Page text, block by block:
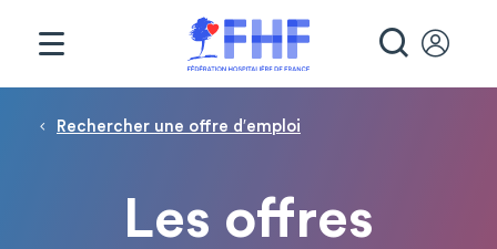
Fil d'Ariane
Rechercher une offre d′emploi
Les offres
Panneau de gestion des cookies